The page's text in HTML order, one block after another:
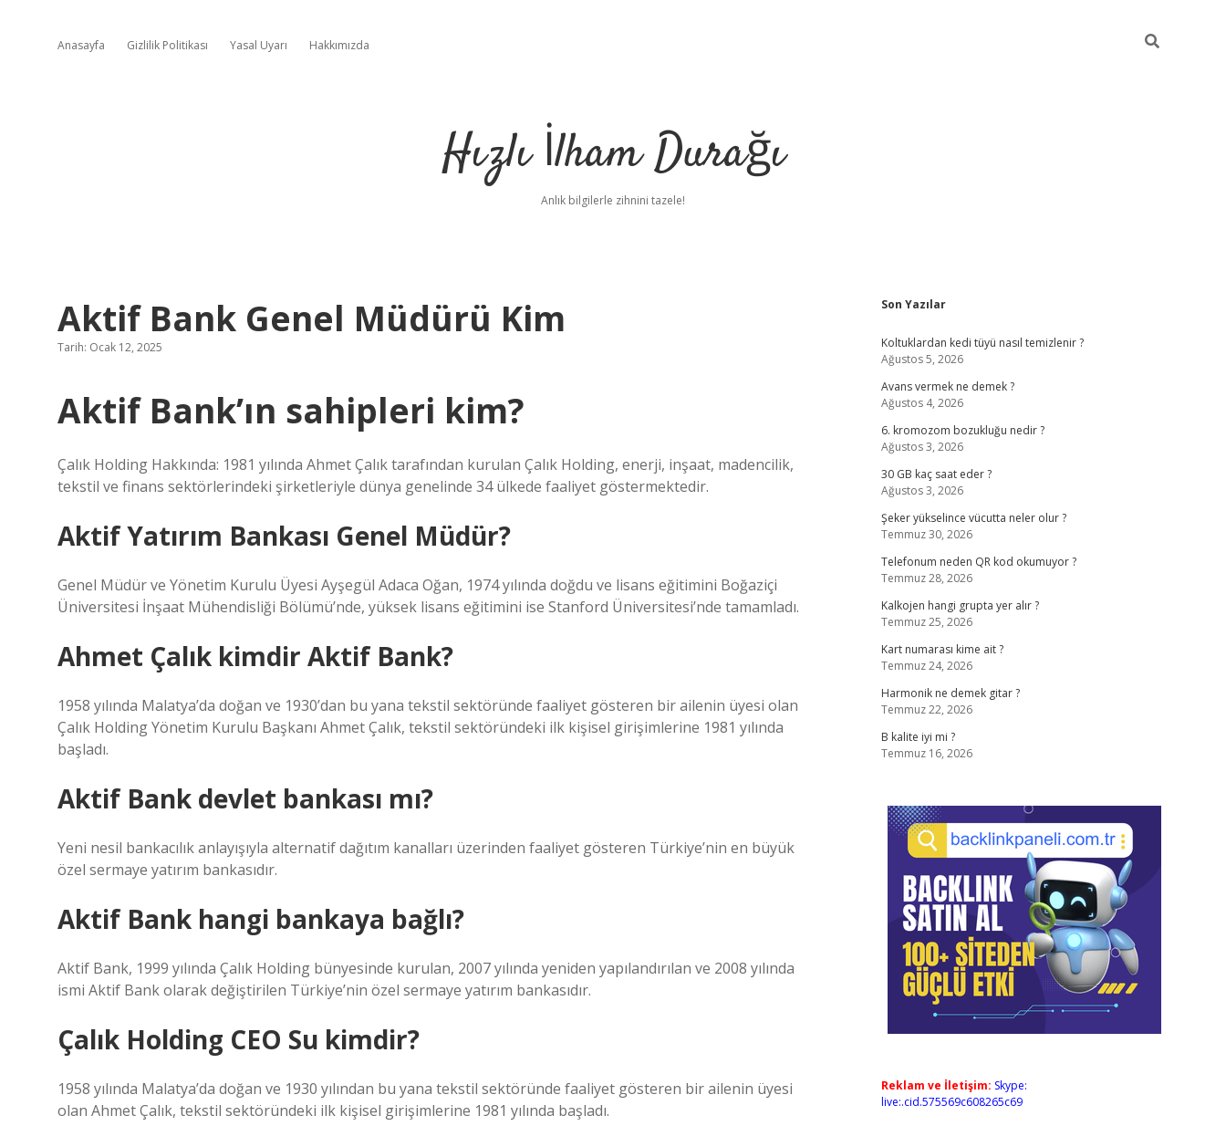
Anasayfa Gizlilik Politikası Yasal Uyarı Hakkımızda
Hızlı İlham Durağı
Anlık bilgilerle zihnini tazele!
Aktif Bank Genel Müdürü Kim
Tarih: Ocak 12, 2025
Aktif Bank’ın sahipleri kim?
Çalık Holding Hakkında: 1981 yılında Ahmet Çalık tarafından kurulan Çalık Holding, enerji, inşaat, madencilik,
tekstil ve finans sektörlerindeki şirketleriyle dünya genelinde 34 ülkede faaliyet göstermektedir.
Aktif Yatırım Bankası Genel Müdür?
Genel Müdür ve Yönetim Kurulu Üyesi Ayşegül Adaca Oğan, 1974 yılında doğdu ve lisans eğitimini Boğaziçi
Üniversitesi İnşaat Mühendisliği Bölümü’nde, yüksek lisans eğitimini ise Stanford Üniversitesi’nde tamamladı.
Ahmet Çalık kimdir Aktif Bank?
1958 yılında Malatya’da doğan ve 1930’dan bu yana tekstil sektöründe faaliyet gösteren bir ailenin üyesi olan
Çalık Holding Yönetim Kurulu Başkanı Ahmet Çalık, tekstil sektöründeki ilk kişisel girişimlerine 1981 yılında
başladı.
Aktif Bank devlet bankası mı?
Yeni nesil bankacılık anlayışıyla alternatif dağıtım kanalları üzerinden faaliyet gösteren Türkiye’nin en büyük
özel sermaye yatırım bankasıdır.
Aktif Bank hangi bankaya bağlı?
Aktif Bank, 1999 yılında Çalık Holding bünyesinde kurulan, 2007 yılında yeniden yapılandırılan ve 2008 yılında
ismi Aktif Bank olarak değiştirilen Türkiye’nin özel sermaye yatırım bankasıdır.
Çalık Holding CEO Su kimdir?
1958 yılında Malatya’da doğan ve 1930 yılından bu yana tekstil sektöründe faaliyet gösteren bir ailenin üyesi
olan Ahmet Çalık, tekstil sektöründeki ilk kişisel girişimlerine 1981 yılında başladı.
Sidebar
Son Yazılar
Koltuklardan kedi tüyü nasıl temizlenir ?
Ağustos 5, 2026
Avans vermek ne demek ?
Ağustos 4, 2026
6. kromozom bozukluğu nedir ?
Ağustos 3, 2026
30 GB kaç saat eder ?
Ağustos 3, 2026
Şeker yükselince vücutta neler olur ?
Temmuz 30, 2026
Telefonum neden QR kod okumuyor ?
Temmuz 28, 2026
Kalkojen hangi grupta yer alır ?
Temmuz 25, 2026
Kart numarası kime ait ?
Temmuz 24, 2026
Harmonik ne demek gitar ?
Temmuz 22, 2026
B kalite iyi mi ?
Temmuz 16, 2026
Reklam ve İletişim: Skype:
live:.cid.575569c608265c69